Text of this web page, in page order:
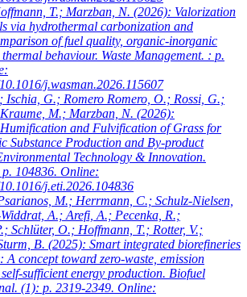
T.; Marzban, N. (2026): Valorization
via hydrothermal carbonization and
of fuel quality, organic-inorganic
behaviour. Waste Management. : p.
j.wasman.2026.115607
Ischia, G.; Romero Romero, O.; Rossi, G.;
M.; Marzban, N. (2026):
and Fulvification of Grass for
Substance Production and By-product
Technology & Innovation.
104836. Online:
j.eti.2026.104836
M.; Herrmann, C.; Schulz-Nielsen,
A.; Arefi, A.; Pecenka, R.;
Schlüter, O.; Hoffmann, T.; Rotter, V.;
B. (2025): Smart integrated biorefineries
A concept toward zero-waste, emission
sufficient energy production. Biofuel
(1): p. 2319-2349. Online: